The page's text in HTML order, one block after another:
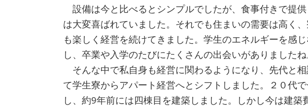
設備は今と比べるとシンプルでしたが、食事付きで提
は大変喜ばれていました。それでも住まいの需要は高く
も楽しく経営を続けてきました。学生のエネルギーを感
し、卒業や入学のたびにたくさんの出会いがありましたね
そんな中で私自身も経営に関わるようになり、先代と
て学生寮からアパート経営へとシフトしました。２０代
し、約9年前には四棟目を建築しました。しかし今は建